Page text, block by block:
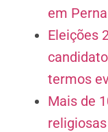
em
Eleições
termos
Mais de